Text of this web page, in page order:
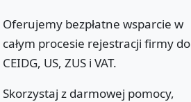
Oferujemy bezpłatne wsparcie w
całym procesie rejestracji firmy do
CEIDG, US, ZUS i VAT.
Skorzystaj z darmowej pomocy,